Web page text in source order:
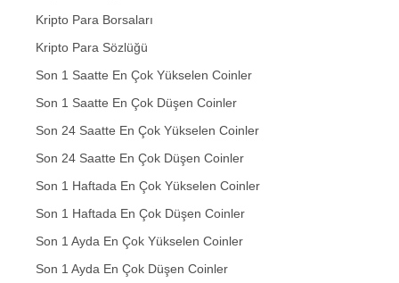
Kripto Para Borsaları
Kripto Para Sözlüğü
Son 1 Saatte En Çok Yükselen Coinler
Son 1 Saatte En Çok Düşen Coinler
Son 24 Saatte En Çok Yükselen Coinler
Son 24 Saatte En Çok Düşen Coinler
Son 1 Haftada En Çok Yükselen Coinler
Son 1 Haftada En Çok Düşen Coinler
Son 1 Ayda En Çok Yükselen Coinler
Son 1 Ayda En Çok Düşen Coinler